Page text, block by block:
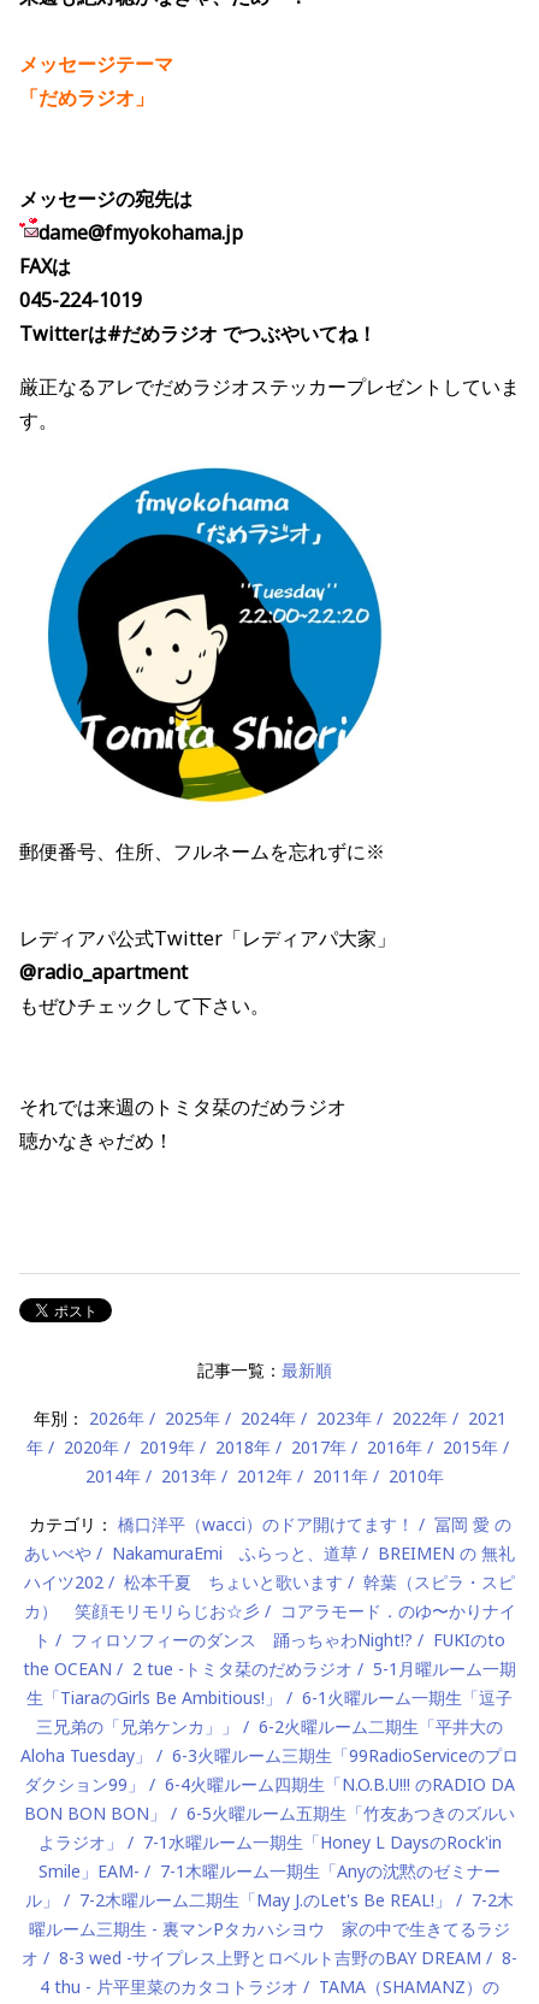
メッセージテーマ
「だめラジオ」
メッセージの宛先は
dame@fmyokohama.jp
FAXは
045-224-1019
Twitterは#だめラジオ でつぶやいてね！
厳正なるアレでだめラジオステッカープレゼントしていま
す。
郵便番号、住所、フルネームを忘れずに※
レディアパ公式Twitter「レディアパ大家」
@radio_apartment
もぜひチェックして下さい。
それでは来週のトミタ栞のだめラジオ
聴かなきゃだめ！
記事一覧： 最新順
年別： 2026年 2025年 2024年 2023年 2022年
2021
年
2020年 2019年 2018年 2017年 2016年
2015年
2014年
2013年 2012年 2011年 2010年
カテゴリ： 橋口洋平（wacci）のドア開けてます！
冨岡 愛 の
あいべや
NakamuraEmi ふらっと、道草
BREIMEN の 無礼
ハイツ202
松本千夏 ちょいと歌います
幹葉（スピラ・スピ
カ） 笑顔モリモリらじお☆彡
コアラモード．のゆ〜かりナイ
ト
フィロソフィーのダンス 踊っちゃわNight!?
FUKIのto
the OCEAN
2 tue -トミタ栞のだめラジオ
5-1月曜ルーム一期
生「TiaraのGirls Be Ambitious!」
6-1火曜ルーム一期生「逗子
三兄弟の「兄弟ケンカ」」
6-2火曜ルーム二期生「平井大の
Aloha Tuesday」
6-3火曜ルーム三期生「99RadioServiceのプロ
ダクション99」
6-4火曜ルーム四期生「N.O.B.U!!! のRADIO DA
BON BON BON」
6-5火曜ルーム五期生「竹友あつきのズルい
よラジオ」
7-1水曜ルーム一期生「Honey L DaysのRock'in
Smile」EAM-
7-1木曜ルーム一期生「Anyの沈黙のゼミナー
ル」
7-2木曜ルーム二期生「May J.のLet's Be REAL!」
7-2木
曜ルーム三期生 - 裏マンPタカハシヨウ 家の中で生きてるラジ
オ
8-3 wed -サイプレス上野とロベルト吉野のBAY DREAM
8-
4 thu - 片平里菜のカタコトラジオ
TAMA（SHAMANZ）の